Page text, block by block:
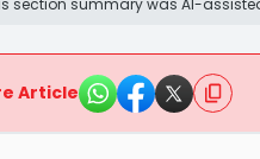
section summary was AI-
Article